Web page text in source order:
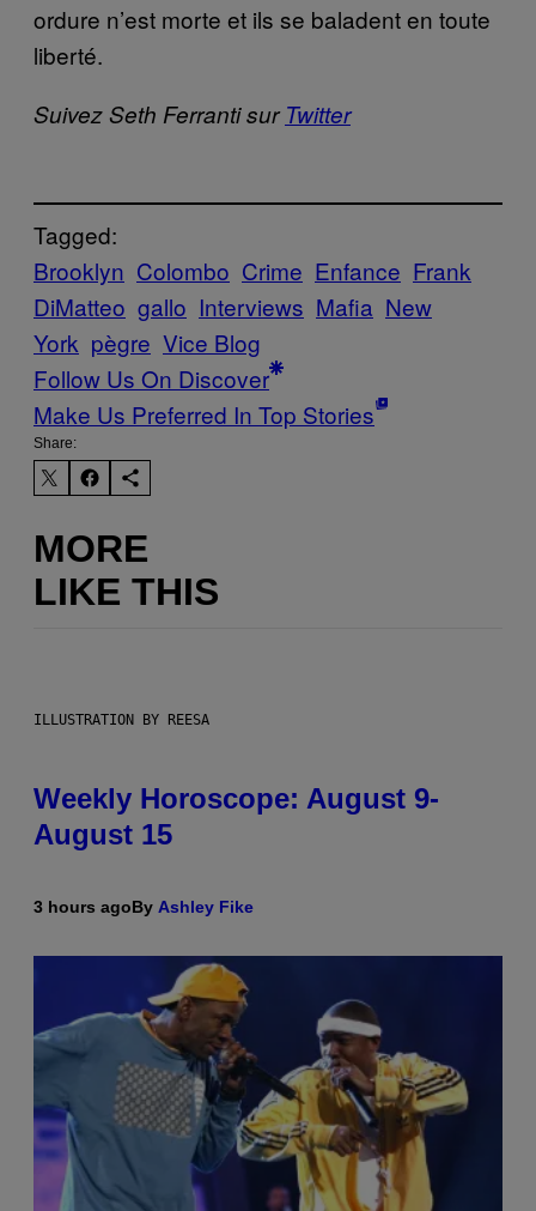
ordure n’est morte et ils se baladent en toute
liberté.
Suivez Seth Ferranti surTwitter
Tagged:
Brooklyn Colombo Crime Enfance Frank
DiMatteo gallo Interviews Mafia New
York pègre Vice Blog
Follow Us On Discover
Make Us Preferred In Top Stories
Share:
MORE
LIKE THIS
ILLUSTRATION BY REESA
Weekly Horoscope: August 9-
August 15
3 hours agoBy Ashley Fike